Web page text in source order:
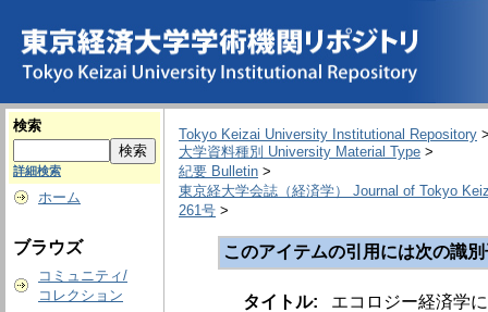
検索
詳細検索
ホーム
ブラウズ
コミュニティ/
コレクション
Tokyo Keizai University Institutional Repository
大学資料種別 University Material Type >
紀要 Bulletin >
東京経大学会誌（経済学） Journal of Tokyo
261号 >
このアイテムの引用には次の識
タイトル:
エコロジー経済学